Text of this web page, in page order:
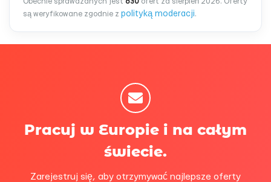
są weryfikowane zgodnie z polityką moderacji.
Pracuj w Europie i na całym
świecie.
Zarejestruj się, aby otrzymywać najlepsze oferty